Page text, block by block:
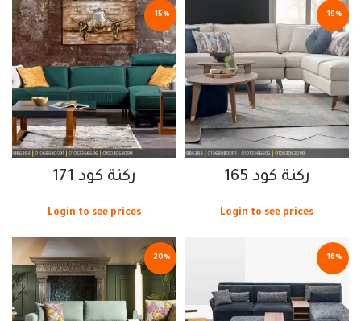
-19%
ركنة كود 165
Login to see prices
-15%
ركنة كود 171
Login to see prices
-16%
-20%